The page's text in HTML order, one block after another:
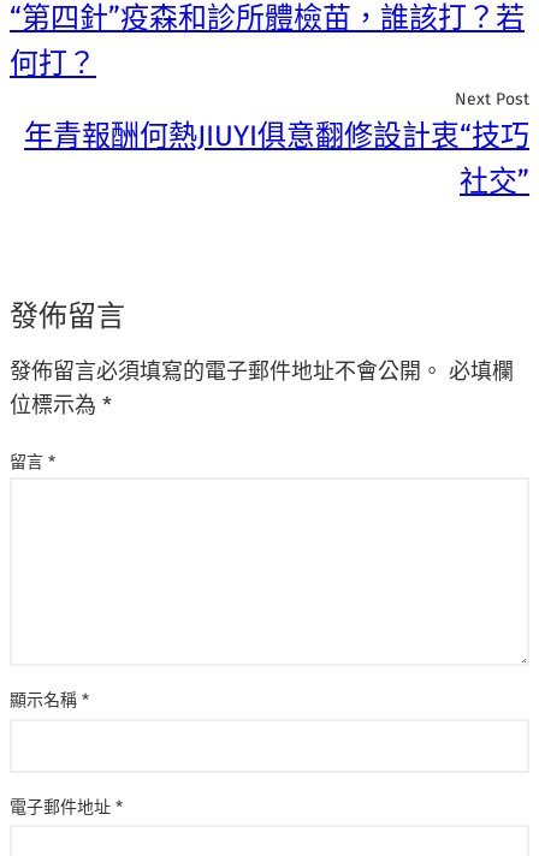
“第四針”疫森和診所體檢苗，誰該打？若
何打？
Next Post
年青報酬何熱JIUYI俱意翻修設計衷“技巧
社交”
發佈留言
發佈留言必須填寫的電子郵件地址不會公開。 必填欄
位標示為 *
留言 *
顯示名稱 *
電子郵件地址 *